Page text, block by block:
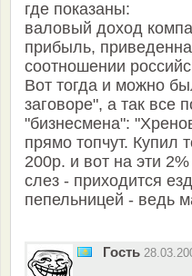
где показаны:
валовый доход
прибыль,
соотношении
Вот тогда и можно
заговоре", а так все
"бизнесмена":
прямо топчут. Купил
200р. и вот на эти
слез - приходится
пепельницей - ведь
Гость